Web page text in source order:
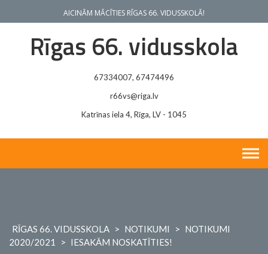
AICINĀM MĀCĪTIES RĪGAS 66. VIDUSSKOLĀ!
Rīgas 66. vidusskola
67334007, 67474496
r66vs@riga.lv
Katrīnas iela 4, Rīga, LV - 1045
RĪGAS 66. VIDUSSKOLA > NOTIKUMI > NOTIKUMI
2020/2021
> IESAKĀM NOSKATĪTIES!